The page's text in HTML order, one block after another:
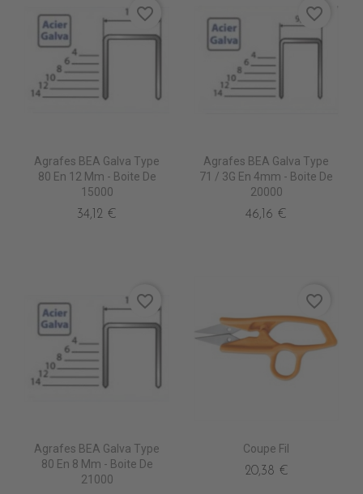
Agrafes BEA Galva Type
80 En 12 Mm - Boite De
15000
34,12 €
favorite_border
Agrafes BEA Galva Type
71 / 3G En 4mm - Boite De
20000
46,16 €
favorite_border
Agrafes BEA Galva Type
80 En 8 Mm - Boite De
21000
favorite_border
Coupe Fil
20,38 €
favorite_border